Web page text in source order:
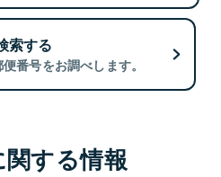
索する
番号をお調べします。
する情報